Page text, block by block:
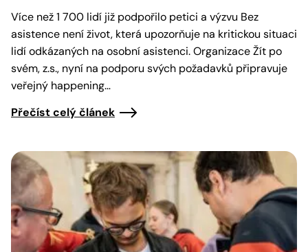
Více než 1 700 lidí již podpořilo petici a výzvu Bez
asistence není život, která upozorňuje na kritickou situaci
lidí odkázaných na osobní asistenci. Organizace Žít po
svém, z.s., nyní na podporu svých požadavků připravuje
veřejný happening…
Přečíst celý článek